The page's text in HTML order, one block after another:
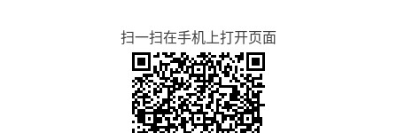
扫一扫在手机上打开页面